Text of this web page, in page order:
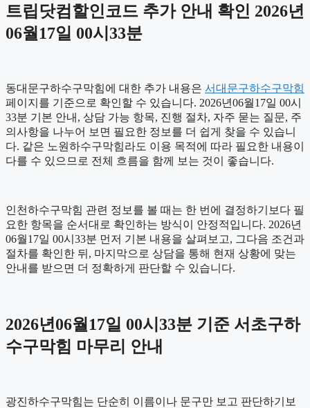
트립닷컴할인코드 추가 안내 확인 2026년
06월17일 00시33분
동대문구하수구막힘에 대한 추가 내용은 서대문구하수구막힘
페이지를 기준으로 확인할 수 있습니다. 2026년06월17일 00시
33분 기본 안내, 상담 가능 항목, 진행 절차, 자주 묻는 질문, 주
의사항을 나누어 보면 필요한 정보를 더 쉽게 찾을 수 있습니
다. 같은 노원하수구막힘라도 이용 목적에 따라 필요한 내용이
다를 수 있으므로 전체 흐름을 함께 보는 것이 좋습니다.
인천하수구막힘 관련 정보를 볼 때는 한 번에 결정하기보다 필
요한 항목을 순서대로 확인하는 방식이 안정적입니다. 2026년
06월17일 00시33분 먼저 기본 내용을 살펴보고, 그다음 조건과
절차를 확인한 뒤, 마지막으로 상담을 통해 현재 상황에 맞는
안내를 받으면 더 정확하게 판단할 수 있습니다.
2026년06월17일 00시33분 기준 서초구하
수구막힘 마무리 안내
광진하수구막힘는 단순히 이름이나 문구만 보고 판단하기보